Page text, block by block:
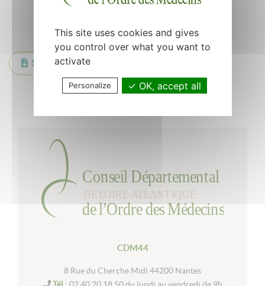
1 Mise à jour du Tableau novembre 2025
Retour à la liste
CDM44
8 Rue du Cherche Midi 44200 Nantes
Tél : 02 40 20 18 50 du lundi au vendredi de 9h
This site uses cookies and gives
you control over what you want to
activate
Personalize OK, accept all